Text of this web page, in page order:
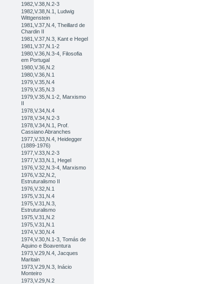
1982,V.38,N.2-3
1982,V.38,N.1, Ludwig
Wittgenstein
1981,V.37,N.4, Theillard de
Chardin II
1981,V.37,N.3, Kant e Hegel
1981,V.37,N.1-2
1980,V.36,N.3-4, Filosofia
em Portugal
1980,V.36,N.2
1980,V.36,N.1
1979,V.35,N.4
1979,V.35,N.3
1979,V.35,N.1-2, Marxismo
II
1978,V.34,N.4
1978,V.34,N.2-3
1978,V.34,N.1, Prof.
Cassiano Abranches
1977,V.33,N.4, Heidegger
(1889-1976)
1977,V.33,N.2-3
1977,V.33,N.1, Hegel
1976,V.32,N.3-4, Marxismo
1976,V.32,N.2,
Estruturalismo II
1976,V.32,N.1
1975,V.31,N.4
1975,V.31,N.3,
Estruturalismo
1975,V.31,N.2
1975,V.31,N.1
1974,V.30,N.4
1974,V.30,N.1-3, Tomás de
Aquino e Boaventura
1973,V.29,N.4, Jacques
Maritain
1973,V.29,N.3, Inácio
Monteiro
1973,V.29,N.2